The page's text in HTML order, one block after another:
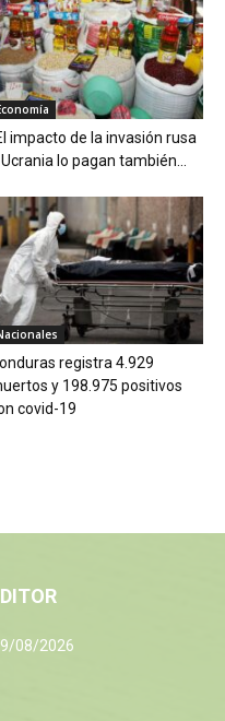
impacto de la invasión rusa
lo pagan también...
registra 4.929
y 198.975 positivos
covid-19
08/2026